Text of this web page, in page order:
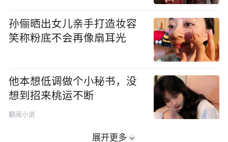
孙俪晒出女儿亲手打造妆容
笑称粉底不会再像扇耳光
他本想低调做个小秘书，没
想到招来桃运不断
翻阅小说
展开更多